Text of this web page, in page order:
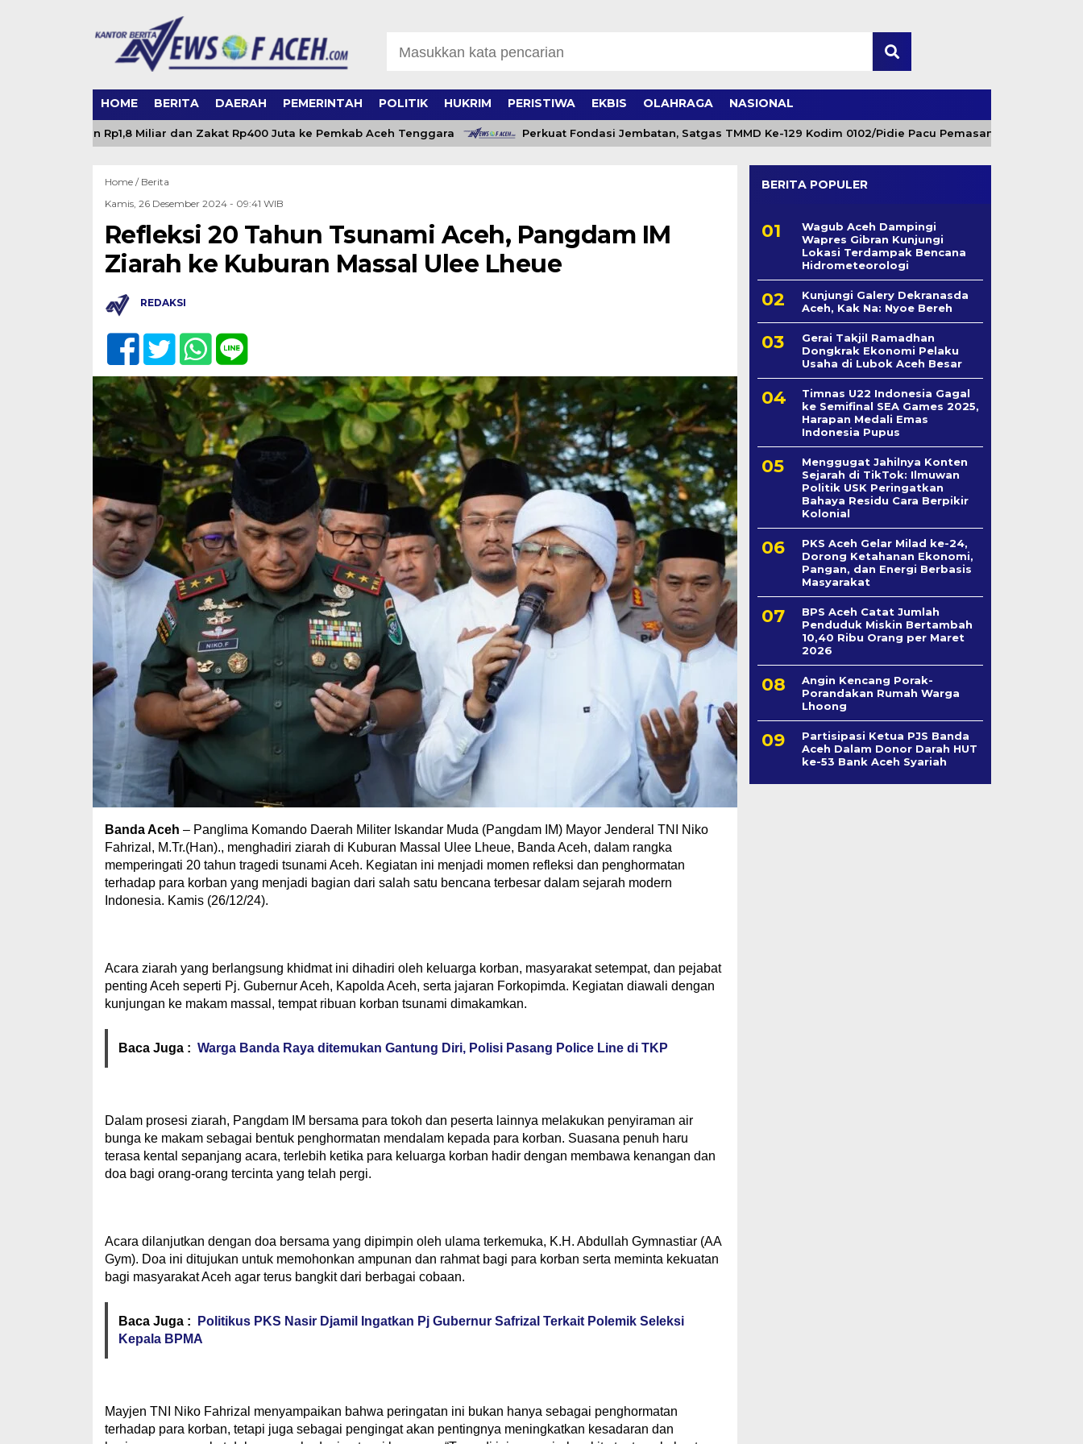
HOME BERITA DAERAH PEMERINTAH POLITIK HUKRIM PERISTIWA EKBIS OLAHRAGA NASIONAL
Dividen Rp1,8 Miliar dan Zakat Rp400 Juta ke Pemkab Aceh Tenggara Perkuat Fondasi Jembatan, Satgas TMMD Ke-129 Kodim 0102/Pidie Pacu Pemasangan Cerucuk
Home / Berita
Kamis, 26 Desember 2024 - 09:41 WIB
Refleksi 20 Tahun Tsunami Aceh, Pangdam IM
Ziarah ke Kuburan Massal Ulee Lheue
REDAKSI
Banda Aceh – Panglima Komando Daerah Militer Iskandar Muda (Pangdam IM) Mayor Jenderal TNI Niko
Fahrizal, M.Tr.(Han)., menghadiri ziarah di Kuburan Massal Ulee Lheue, Banda Aceh, dalam rangka
memperingati 20 tahun tragedi tsunami Aceh. Kegiatan ini menjadi momen refleksi dan penghormatan
terhadap para korban yang menjadi bagian dari salah satu bencana terbesar dalam sejarah modern
Indonesia. Kamis (26/12/24).
Acara ziarah yang berlangsung khidmat ini dihadiri oleh keluarga korban, masyarakat setempat, dan pejabat
penting Aceh seperti Pj. Gubernur Aceh, Kapolda Aceh, serta jajaran Forkopimda. Kegiatan diawali dengan
kunjungan ke makam massal, tempat ribuan korban tsunami dimakamkan.
Baca Juga : Warga Banda Raya ditemukan Gantung Diri, Polisi Pasang Police Line di TKP
Dalam prosesi ziarah, Pangdam IM bersama para tokoh dan peserta lainnya melakukan penyiraman air
bunga ke makam sebagai bentuk penghormatan mendalam kepada para korban. Suasana penuh haru
terasa kental sepanjang acara, terlebih ketika para keluarga korban hadir dengan membawa kenangan dan
doa bagi orang-orang tercinta yang telah pergi.
Acara dilanjutkan dengan doa bersama yang dipimpin oleh ulama terkemuka, K.H. Abdullah Gymnastiar (AA
Gym). Doa ini ditujukan untuk memohonkan ampunan dan rahmat bagi para korban serta meminta kekuatan
bagi masyarakat Aceh agar terus bangkit dari berbagai cobaan.
Baca Juga :
Politikus PKS Nasir Djamil Ingatkan Pj Gubernur Safrizal Terkait Polemik Seleksi
Kepala BPMA
Mayjen TNI Niko Fahrizal menyampaikan bahwa peringatan ini bukan hanya sebagai penghormatan
terhadap para korban, tetapi juga sebagai pengingat akan pentingnya meningkatkan kesadaran dan
BERITA POPULER
Wagub Aceh Dampingi
Wapres Gibran Kunjungi
Lokasi Terdampak Bencana
Hidrometeorologi
Kunjungi Galery Dekranasda
Aceh, Kak Na: Nyoe Bereh
Gerai Takjil Ramadhan
Dongkrak Ekonomi Pelaku
Usaha di Lubok Aceh Besar
Timnas U22 Indonesia Gagal
ke Semifinal SEA Games 2025,
Harapan Medali Emas
Indonesia Pupus
Menggugat Jahilnya Konten
Sejarah di TikTok: Ilmuwan
Politik USK Peringatkan
Bahaya Residu Cara Berpikir
Kolonial
PKS Aceh Gelar Milad ke-24,
Dorong Ketahanan Ekonomi,
Pangan, dan Energi Berbasis
Masyarakat
BPS Aceh Catat Jumlah
Penduduk Miskin Bertambah
10,40 Ribu Orang per Maret
2026
Angin Kencang Porak-
Porandakan Rumah Warga
Lhoong
Partisipasi Ketua PJS Banda
Aceh Dalam Donor Darah HUT
ke-53 Bank Aceh Syariah